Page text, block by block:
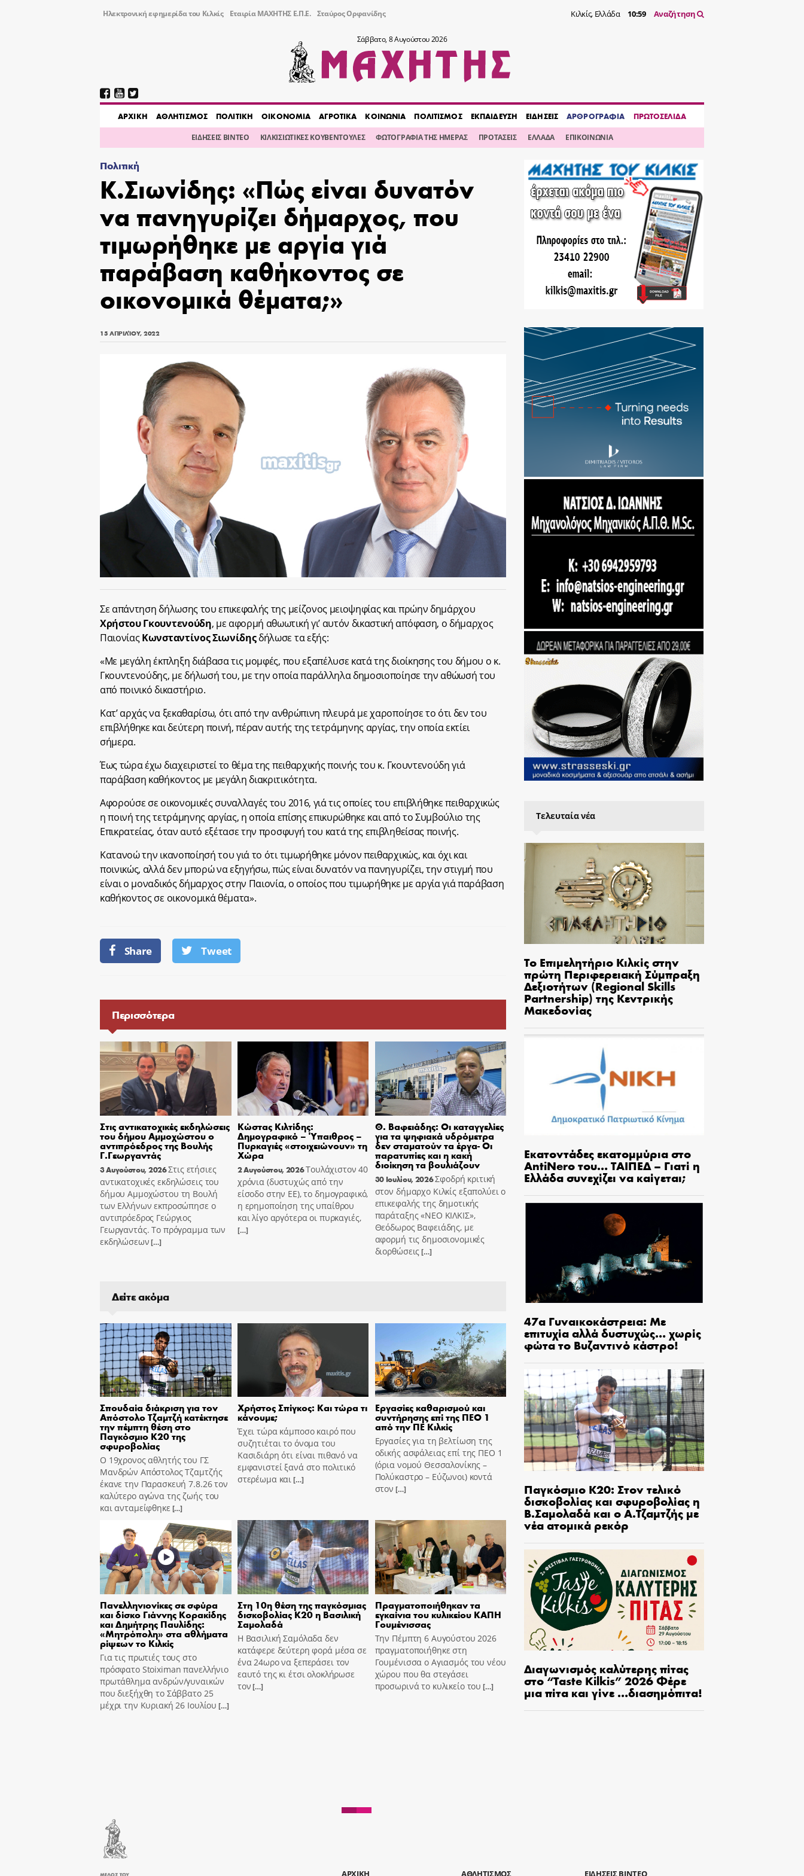
Ηλεκτρονική εφημερίδα του Κιλκίς Εταιρία ΜΑΧΗΤΗΣ Ε.Π.Ε. Σταύρος Ορφανίδης Κιλκίς, Ελλάδα 10:59 Αναζήτηση
Σάββατο, 8 Αυγούστου 2026
AΡΧΙΚΗ ΑΘΛΗΤΙΣΜΟΣ ΠΟΛΙΤΙΚΗ ΟΙΚΟΝΟΜΙΑ ΑΓΡΟΤΙΚΑ ΚΟΙΝΩΝΙΑ ΠΟΛΙΤΙΣΜΟΣ ΕΚΠΑΙΔΕΥΣΗ ΕΙΔΗΣΕΙΣ ΑΡΘΡΟΓΡΑΦΙΑ ΠΡΩΤΟΣΕΛΙΔΑ
ΕΙΔΗΣΕΙΣ ΒΙΝΤΕΟ ΚΙΛΚΙΣΙΩΤΙΚΕΣ ΚΟΥΒΕΝΤΟΥΛΕΣ ΦΩΤΟΓΡΑΦΙΑ ΤΗΣ ΗΜΕΡΑΣ ΠΡΟΤΑΣΕΙΣ ΕΛΛΑΔΑ ΕΠΙΚΟΙΝΩΝΙΑ
Πολιτική
Κ.Σιωνίδης: «Πώς είναι δυνατόν
να πανηγυρίζει δήμαρχος, που
τιμωρήθηκε με αργία γιά
παράβαση καθήκοντος σε
οικονομικά θέματα;»
15 ΑΠΡΙΛΊΟΥ, 2022
Σε απάντηση δήλωσης του επικεφαλής της μείζονος μειοψηφίας και πρώην δημάρχου
Χρήστου Γκουντενούδη, με αφορμή αθωωτική γι’ αυτόν δικαστική απόφαση, ο δήμαρχος
ΠαιονίαςΚωνσταντίνος Σιωνίδηςδήλωσε τα εξής:
«Με μεγάλη έκπληξη διάβασα τις μομφές, που εξαπέλυσε κατά της διοίκησης του δήμου ο κ.
Γκουντενούδης, με δήλωσή του, με την οποία παράλληλα δημοσιοποίησε την αθώωσή του
από ποινικό δικαστήριο.
Κατ’ αρχάς να ξεκαθαρίσω, ότι από την ανθρώπινη πλευρά με χαροποίησε το ότι δεν του
επιβλήθηκε και δεύτερη ποινή, πέραν αυτής της τετράμηνης αργίας, την οποία εκτίει
σήμερα.
Έως τώρα έχω διαχειριστεί το θέμα της πειθαρχικής ποινής του κ. Γκουντενούδη γιά
παράβαση καθήκοντος με μεγάλη διακριτικότητα.
Αφορούσε σε οικονομικές συναλλαγές του 2016, γιά τις οποίες του επιβλήθηκε πειθαρχικώς
η ποινή της τετράμηνης αργίας, η οποία επίσης επικυρώθηκε και από το Συμβούλιο της
Επικρατείας, όταν αυτό εξέτασε την προσφυγή του κατά της επιβληθείσας ποινής.
Κατανοώ την ικανοποίησή του γιά το ότι τιμωρήθηκε μόνον πειθαρχικώς, και όχι και
ποινικώς, αλλά δεν μπορώ να εξηγήσω, πώς είναι δυνατόν να πανηγυρίζει, την στιγμή που
είναι ο μοναδικός δήμαρχος στην Παιονία, ο οποίος που τιμωρήθηκε με αργία γιά παράβαση
καθήκοντος σε οικονομικά θέματα».
Share Tweet
Περισσότερα
Στις αντικατοχικές εκδηλώσεις
του δήμου Αμμοχώστου ο
αντιπρόεδρος της Βουλής
Γ.Γεωργαντάς
3 Αυγούστου, 2026Στις ετήσιες
αντικατοχικές εκδηλώσεις του
δήμου Αμμοχώστου τη Βουλή
των Ελλήνων εκπροσώπησε ο
αντιπρόεδρος Γεώργιος
Γεωργαντάς. Το πρόγραμμα των
εκδηλώσεων[…]
Κώστας Κιλτίδης:
Δημογραφικό – Ύπαιθρος –
Πυρκαγιές «στοιχειώνουν» τη
Χώρα
2 Αυγούστου, 2026Τουλάχιστον 40
χρόνια (δυστυχώς από την
είσοδο στην ΕΕ), το δημογραφικό,
η ερημοποίηση της υπαίθρου
και λίγο αργότερα οι πυρκαγιές,
[…]
Θ. Βαφειάδης: Οι καταγγελίες
για τα ψηφιακά υδρόμετρα
δεν σταματούν τα έργα- Οι
παρατυπίες και η κακή
διοίκηση τα βουλιάζουν
30 Ιουλίου, 2026Σφοδρή κριτική
στον δήμαρχο Κιλκίς εξαπολύει ο
επικεφαλής της δημοτικής
παράταξης «ΝΕΟ ΚΙΛΚΙΣ»,
Θεόδωρος Βαφειάδης, με
αφορμή τις δημοσιονομικές
διορθώσεις[…]
Δείτε ακόμα
Σπουδαία διάκριση για τον
Απόστολο Τζαμτζή κατέκτησε
την πέμπτη θέση στο
Παγκόσμιο Κ20 της
σφυροβολίας
Ο 19χρονος αθλητής του ΓΣ
Μανδρών Απόστολος Τζαμτζής
έκανε την Παρασκευή 7.8.26 τον
καλύτερο αγώνα της ζωής του
και ανταμείφθηκε […]
Χρήστος Σπίγκος: Και τώρα τι
κάνουμε;
Έχει τώρα κάμποσο καιρό που
συζητιέται το όνομα του
Κασιδιάρη ότι είναι πιθανό να
εμφανιστεί ξανά στο πολιτικό
στερέωμα και[…]
Εργασίες καθαρισμού και
συντήρησης επί της ΠΕΟ 1
από την ΠΕ Κιλκίς
Εργασίες για τη βελτίωση της
οδικής ασφάλειας επί της ΠΕΟ 1
(όρια νομού Θεσσαλονίκης –
Πολύκαστρο – Εύζωνοι) κοντά
στον […]
Πανελληνιονίκες σε σφύρα
και δίσκο Γιάννης Κορακίδης
και Δημήτρης Παυλίδης:
«Μητρόπολη» στα αθλήματα
ρίψεων το Κιλκίς
Για τις πρωτιές τους στο
πρόσφατο Stoiximan πανελλήνιο
πρωτάθλημα ανδρών/γυναικών
που διεξήχθη το Σάββατο 25
μέχρι την Κυριακή 26 Ιουλίου […]
Στη 10η θέση της παγκόσμιας
δισκοβολίας Κ20 η Βασιλική
Σαμολαδά
Η Βασιλική Σαμόλαδα δεν
κατάφερε δεύτερη φορά μέσα σε
ένα 24ωρο να ξεπεράσει τον
εαυτό της κι έτσι ολοκλήρωσε
τον[…]
Πραγματοποιήθηκαν τα
εγκαίνια του κυλικείου ΚΑΠΗ
Γουμένισσας
Την Πέμπτη 6 Αυγούστου 2026
πραγματοποιήθηκε στη
Γουμένισσα ο Αγιασμός του νέου
χώρου που θα στεγάσει
προσωρινά το κυλικείο του […]
Τελευταία νέα
Το Επιμελητήριο Κιλκίς στην
πρώτη Περιφερειακή Σύμπραξη
Δεξιοτήτων (Regional Skills
Partnership) της Κεντρικής
Μακεδονίας
Εκατοντάδες εκατομμύρια στο
AntiNero του… ΤΑΙΠΕΔ – Γιατί η
Ελλάδα συνεχίζει να καίγεται;
47α Γυναικοκάστρεια: Με
επιτυχία αλλά δυστυχώς… χωρίς
φώτα το Βυζαντινό κάστρο!
Παγκόσμιο Κ20: Στον τελικό
δισκοβολίας και σφυροβολίας η
Β.Σαμολαδά και ο Α.Τζαμτζής με
νέα ατομικά ρεκόρ
Διαγωνισμός καλύτερης πίτας
στο “Taste Kilkis” 2026 Φέρε
μια πίτα και γίνε …διασημόπιτα!
AΡΧΙΚΗ ΑΘΛΗΤΙΣΜΟΣ ΕΙΔΗΣΕΙΣ ΒΙΝΤΕΟ